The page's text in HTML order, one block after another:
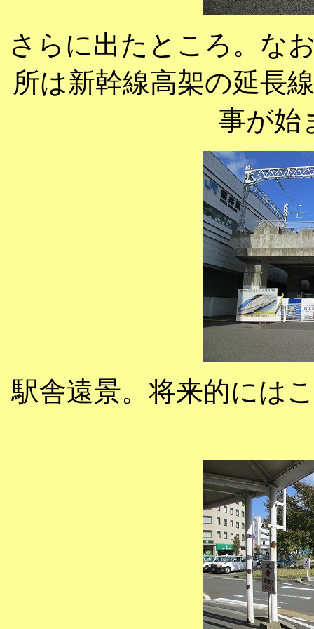
さらに出たところ。な
所は新幹線高架の延長
事が始
駅舎遠景。将来的には